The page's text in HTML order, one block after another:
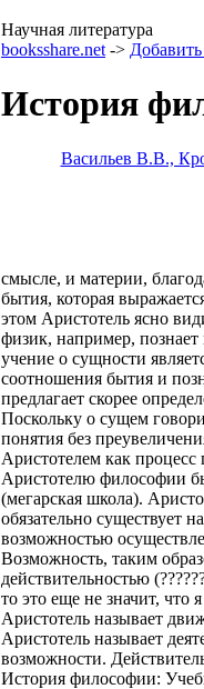
Научная литература
booksshare.net ->
История
Васильев B.B.,
смысле, и материи,
бытия, которая
этом Аристотель ясно
физик, например,
учение о сущности
соотношения бытия и
предлагает скорее
Поскольку о сущем
понятия без
Аристотелем как
Аристотелю философии
(мегарская школа).
обязательно существует
возможностью
Возможность, таким
действительностью
то это еще не значит, что
Аристотель называет
Аристотель называет
возможности.
История философии: